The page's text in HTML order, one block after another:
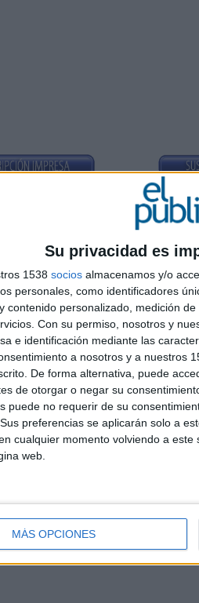
Su privacidad es
1538 socios almacenamos y/o
personales, como identificadores
contenido personalizado, medición
Con su permiso, nosotros y
e identificación mediante las
a nosotros y a nuestros
De forma alternativa, puede
de otorgar o negar su
puede no requerir de su
preferencias se aplicarán solo a
cualquier momento volviendo a
web.
MÁS OPCIONES
SHARE